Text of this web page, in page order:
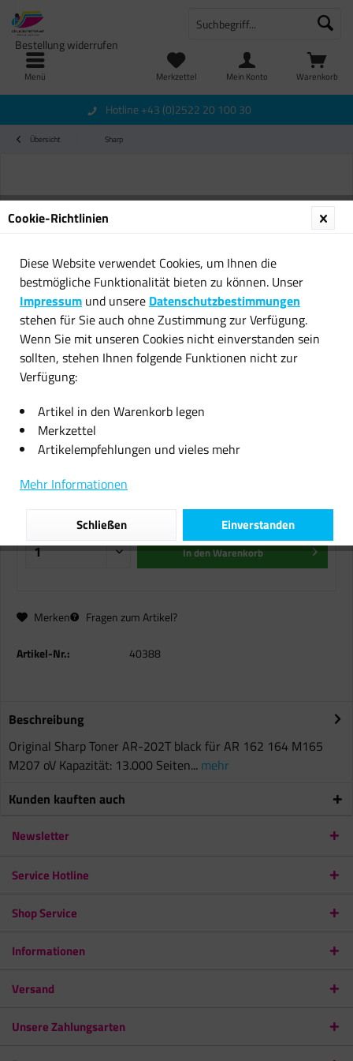
Menü Warenkorb
Merkzettel
Bestellung widerrufen
Mein Konto
Hotline +43 (0)2522 20 100 30
Übersicht Sharp
Original Sharp Toner AR-202T
black für AR 162 164 M165 M207
oV
48,39 € *
inkl. MwSt.zzgl. Versandkosten
Sofort versandfertig, Lieferzeit ca. 1-2 Werktage
In denWarenkorb
Merken Fragen zum Artikel?
Artikel-Nr.: 40388
Beschreibung
Original Sharp Toner AR-202T black für AR 162 164 M165
M207 oV Kapazität: 13.000 Seiten... mehr
Kunden kauften auch
Newsletter
Service Hotline
Shop Service
Informationen
Versand
Unsere Zahlungsarten
Cookie-Richtlinien
Diese Website verwendet Cookies, um Ihnen die
bestmögliche Funktionalität bieten zu können. Unser
Impressum und unsere Datenschutzbestimmungen
stehen für Sie auch ohne Zustimmung zur Verfügung.
Wenn Sie mit unseren Cookies nicht einverstanden sein
sollten, stehen Ihnen folgende Funktionen nicht zur
Verfügung:
Artikel in den Warenkorb legen
Merkzettel
Artikelempfehlungen und vieles mehr
Mehr Informationen
Einverstanden
Schließen